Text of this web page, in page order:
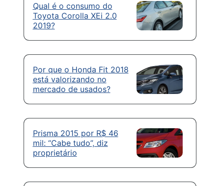
Qual é o consumo do
Toyota Corolla XEi 2.0
2019?
Por que o Honda Fit 2018
está valorizando no
mercado de usados?
Prisma 2015 por R$ 46
mil: “Cabe tudo”, diz
proprietário